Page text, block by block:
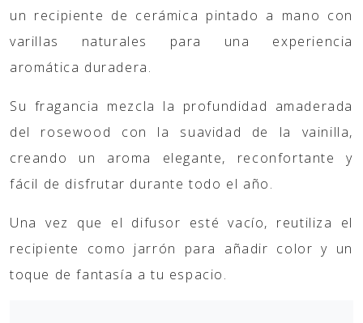
un recipiente de cerámica pintado a mano con
varillas naturales para una experiencia
aromática duradera.
Su fragancia mezcla la profundidad amaderada
del rosewood
con la suavidad de la vainilla,
creando un aroma elegante, reconfortante y
fácil de disfrutar durante todo el año.
Una vez que el difusor esté vacío, reutiliza el
recipiente como jarrón para añadir color y un
toque de fantasía a tu espacio.